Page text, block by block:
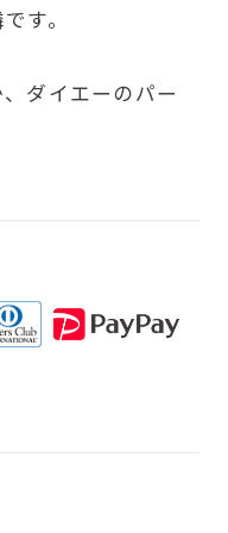
す。
ダイエーのパー